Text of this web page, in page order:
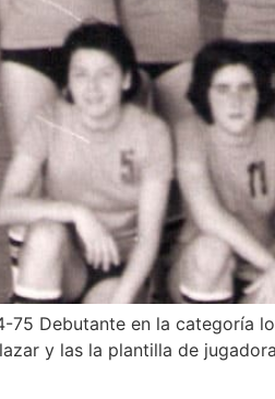
75 Debutante en la
y las la plantilla de